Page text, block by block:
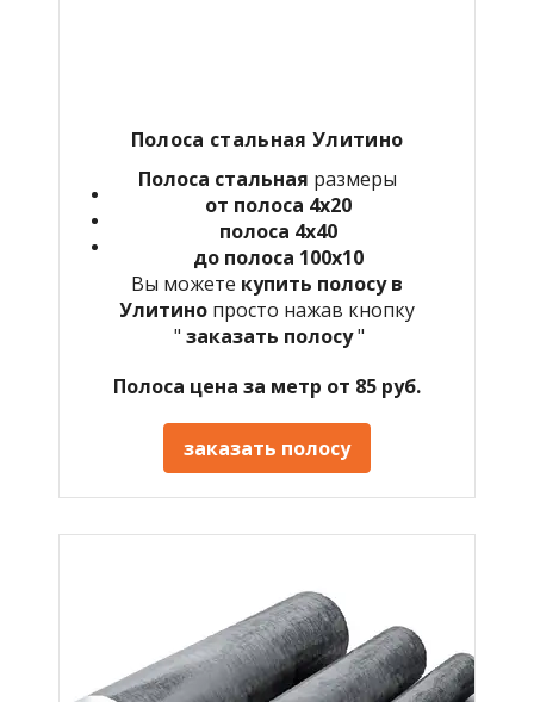
Полоса стальная Улитино
Полоса стальная размеры
от полоса 4х20
полоса 4х40
до полоса 100х10
Вы можете купить полосу в
Улитино просто нажав кнопку
" заказать полосу"
Полоса цена за метр от 85 руб.
заказать полосу